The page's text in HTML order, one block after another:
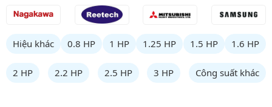
Hiệu khác 0.8 HP 1 HP 1.25 HP 1.5 HP 1.6 HP
2 HP 2.2 HP 2.5 HP 3 HP Công suất khác